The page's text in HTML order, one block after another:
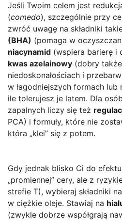
Jeśli Twoim celem jest
(comedo), szczególnie przy
zwróć uwagę na składniki
(BHA) (pomaga w
niacynamid (wspiera barierę i
kwas azelainowy (dobry
niedoskonałościach i
w łagodniejszych formach
ile tolerujesz je latem. Dla
zapalnych liczy się też
PCA) i formuły, które nie
która „klei” się z potem.
Gdy jednak blisko Ci do efektu
„promiennej” cery, ale z
strefie T), wybieraj składniki
w ciężkie oleje. Stawiaj na
(zwykle dobrze współgrają